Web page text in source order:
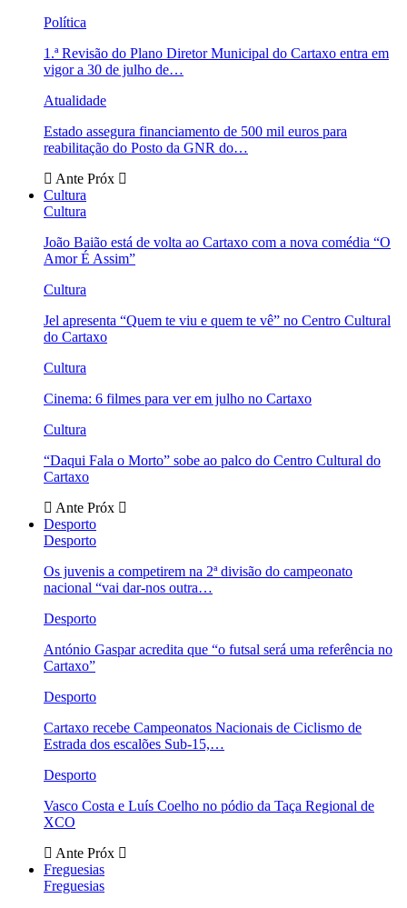
Política
1.ª Revisão do Plano Diretor Municipal do Cartaxo entra em
vigor a 30 de julho de…
Atualidade
Estado assegura financiamento de 500 mil euros para
reabilitação do Posto da GNR do…
Ante Próx
Cultura
Cultura
João Baião está de volta ao Cartaxo com a nova comédia “O
Amor É Assim”
Cultura
Jel apresenta “Quem te viu e quem te vê” no Centro Cultural
do Cartaxo
Cultura
Cinema: 6 filmes para ver em julho no Cartaxo
Cultura
“Daqui Fala o Morto” sobe ao palco do Centro Cultural do
Cartaxo
Ante Próx
Desporto
Desporto
Os juvenis a competirem na 2ª divisão do campeonato
nacional “vai dar-nos outra…
Desporto
António Gaspar acredita que “o futsal será uma referência no
Cartaxo”
Desporto
Cartaxo recebe Campeonatos Nacionais de Ciclismo de
Estrada dos escalões Sub-15,…
Desporto
Vasco Costa e Luís Coelho no pódio da Taça Regional de
XCO
Ante Próx
Freguesias
Freguesias